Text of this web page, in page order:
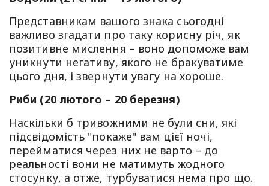
Представникам вашого знака сьогодні
важливо згадати про таку корисну річ, як
позитивне мислення – воно допоможе вам
уникнути негативу, якого не бракуватиме
цього дня, і звернути увагу на хороше.
Риби (20 лютого – 20 березня)
Наскільки б тривожними не були сни, які
підсвідомість "покаже" вам цієї ночі,
перейматися через них не варто – до
реальності вони не матимуть жодного
стосунку, а отже, турбуватися нема про що.